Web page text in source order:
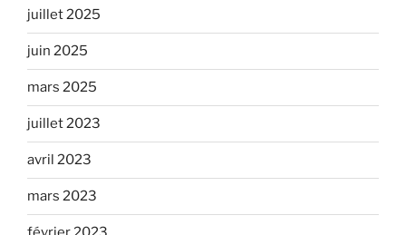
juillet 2025
juin 2025
mars 2025
juillet 2023
avril 2023
mars 2023